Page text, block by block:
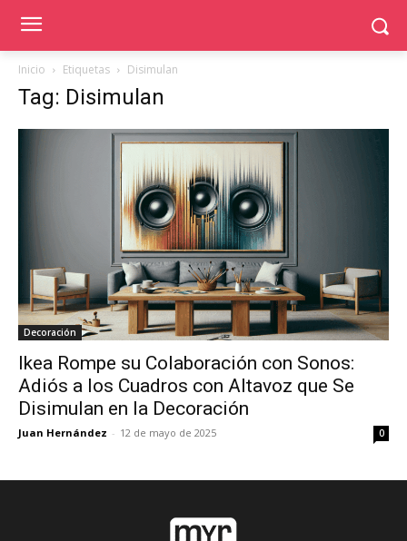
Inicio Etiquetas Disimulan
Tag: Disimulan
Decoración
Ikea Rompe su Colaboración con Sonos:
Adiós a los Cuadros con Altavoz que Se
Disimulan en la Decoración
Juan Hernández - 12 de mayo de 2025 0